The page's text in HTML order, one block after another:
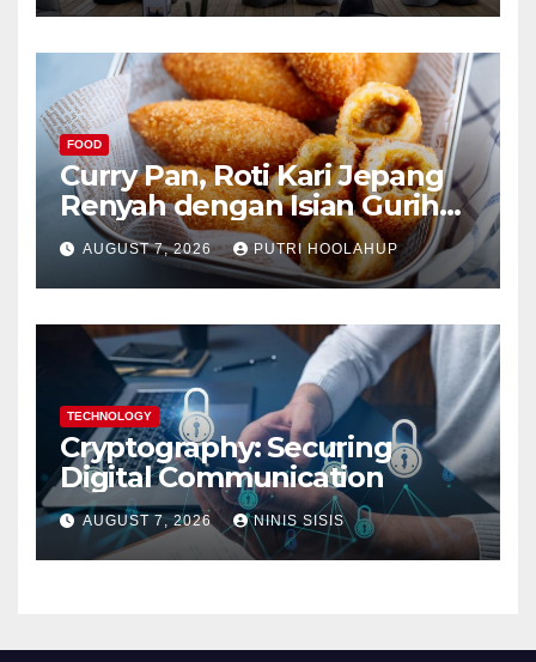
FOOD
Curry Pan, Roti Kari Jepang
Renyah dengan Isian Gurih
Menggoda
AUGUST 7, 2026 PUTRI HOOLAHUP
TECHNOLOGY
Cryptography: Securing
Digital Communication
AUGUST 7, 2026 NINIS SISIS